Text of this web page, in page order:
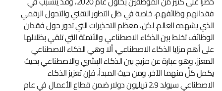
فقدانهم وظائفهم، خاصة في ظل التطور التقني والتحول الرقمي
الذي يشهده العالم. لكن، معظم التحذيرات التي تدور حول فقدان
الوظائف تخلط بين الذكاء الاصطناعي والأتمتة التي تلقي بظلالها
على أهم مزايا الذكاء الاصطناعي، ألا وهي الذكاء الاصطناعي
المعزز، وهو عبارة عن مزيج بين الذكاء البشري والاصطناعي بحيث
يكمل كلٌّ منهما الآخر. ومن حيث المبدأ، فإن تعزيز الذكاء
الاصطناعي سيولد 2.9 تريليون دولار ضمن قطاع الأعمال في عام